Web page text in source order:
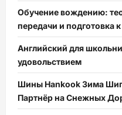
Обучение вождению:
передачи и подготовка
Английский для
удовольствием
Шины Hankook Зима
Партнёр на Снежных